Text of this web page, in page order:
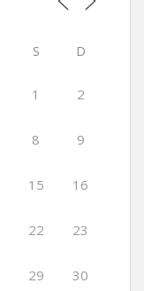
S D
1 2
8 9
15 16
22 23
29 30